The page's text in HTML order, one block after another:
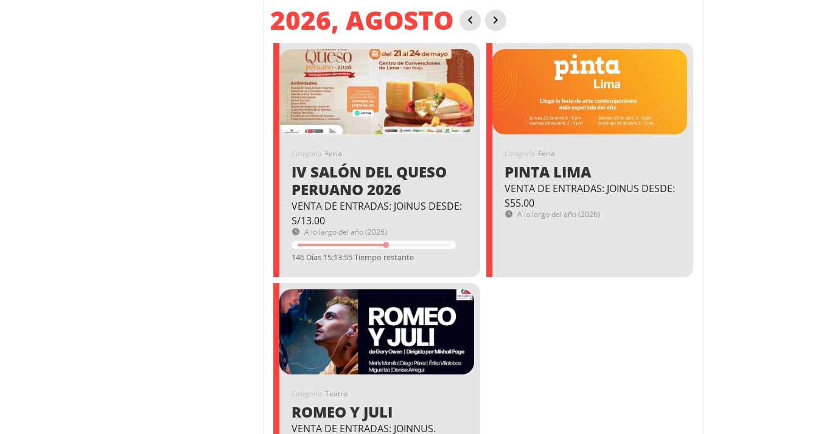
2026, AGOSTO
Categoría Feria
IV SALÓN DEL QUESO
PERUANO 2026
VENTA DE ENTRADAS: JOINUS DESDE:
S/13.00
A lo largo del año (2026)
146 Días 15:13:54 Tiempo restante
Categoría Feria
PINTA LIMA
VENTA DE ENTRADAS: JOINUS DESDE:
S55.00
A lo largo del año (2026)
Categoría Teatro
ROMEO Y JULI
VENTA DE ENTRADAS: JOINNUS.